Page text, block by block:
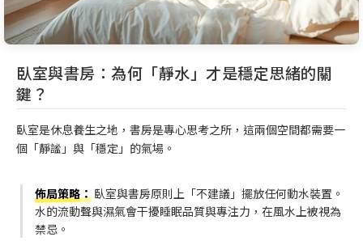
臥室與書房：為何「靜水」才是穩定思緒的關
鍵？
臥室是休息養生之地，書房是專心思考之所，這兩個空間都需要一
個「靜謐」與「穩定」的氣場。
佈局策略： 臥室與書房原則上「不建議」擺放任何動水裝置。
水的流動聲與濕氣會干擾睡眠品質與專注力，在風水上被視為
禁忌。